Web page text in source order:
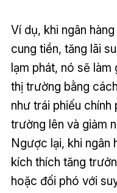
Ví dụ, khi ngân
cung tiền, tăng lãi
lạm phát, nó sẽ làm
thị trường bằng
như trái phiếu
trường lên và giảm
Ngược lại, khi ngân
kích thích tăng
hoặc đối phó với